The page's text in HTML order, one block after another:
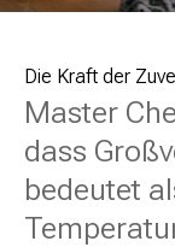
Die Kraft der
Master
dass
bedeutet